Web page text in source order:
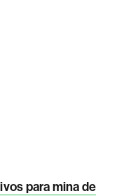
para mina de